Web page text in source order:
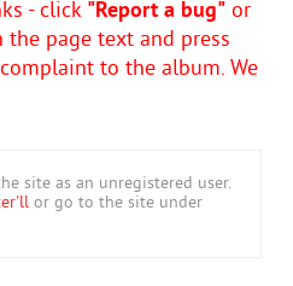
- click "Report a bug" or
the page text and press
to the album. We
site as an unregistered user.
or go to the site under